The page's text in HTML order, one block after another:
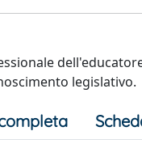
legislativo.